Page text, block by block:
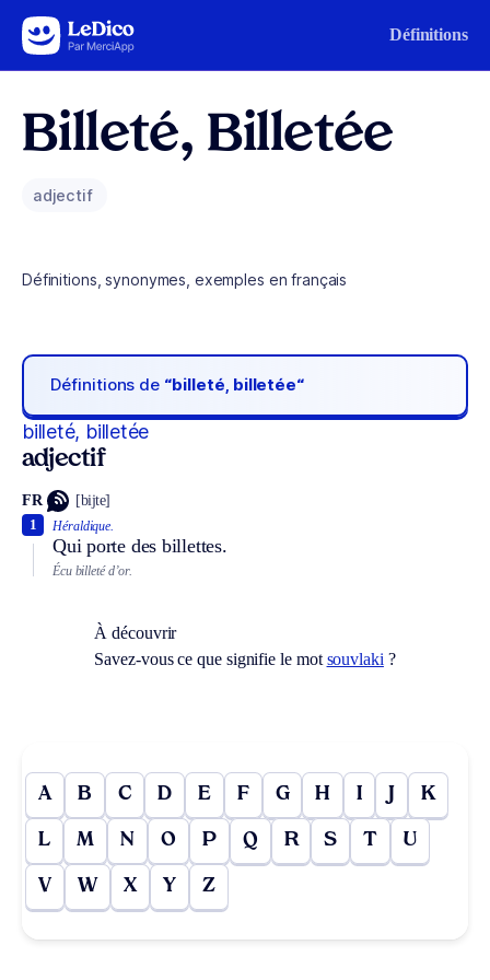
Aller au contenu Définitions
Billeté, Billetée
adjectif
Définitions, synonymes, exemples en français
Définitions de “billeté, billetée“
billeté, billetée
adjectif
FR [bijte]
Héraldique.
Qui porte des billettes.
1
Écu billeté d’or.
À découvrir
Savez-vous ce que signifie le mot souvlaki ?
A B C D E F G H I J K
L M N O P Q R S T U
V W X Y Z